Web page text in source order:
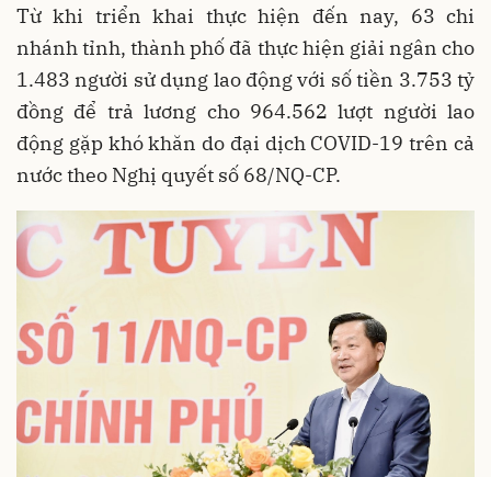
Từ khi triển khai thực hiện đến nay, 63 chi
nhánh tỉnh, thành phố đã thực hiện giải ngân cho
1.483 người sử dụng lao động với số tiền 3.753 tỷ
đồng để trả lương cho 964.562 lượt người lao
động gặp khó khăn do đại dịch COVID-19 trên cả
nước theo Nghị quyết số 68/NQ-CP.